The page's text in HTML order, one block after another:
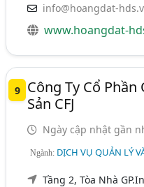
info@hoangdat-
www.hoangdat-
9
Công Ty Cổ Phần
Sản CFJ
Ngày cập nhật gần
Ngành: DỊCH VỤ QUẢN LÝ
Tầng 2, Tòa Nhà